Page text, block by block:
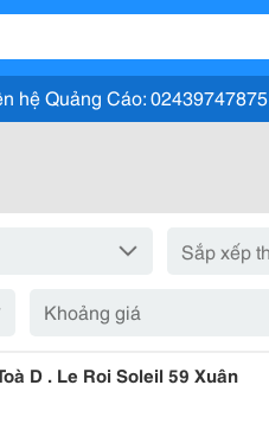
hệ Quảng Cáo: 02439747875
Khoảng giá
D . Le Roi Soleil 59 Xuân